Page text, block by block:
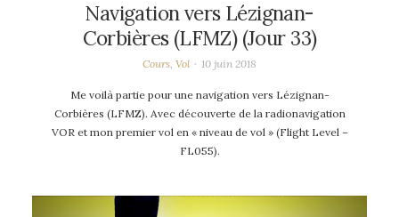
Navigation vers Lézignan-
Corbières (LFMZ) (Jour 33)
Cours, Vol 10 juin 2018
Me voilà partie pour une navigation vers Lézignan-
Corbières (LFMZ). Avec découverte de la radionavigation
VOR et mon premier vol en « niveau de vol » (Flight Level –
FL055).